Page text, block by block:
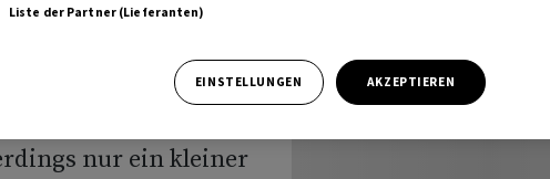
in seiner
Punkten
nur ein kleiner
Liste der Partner (Lieferanten)
EINSTELLUNGEN AKZEPTIEREN